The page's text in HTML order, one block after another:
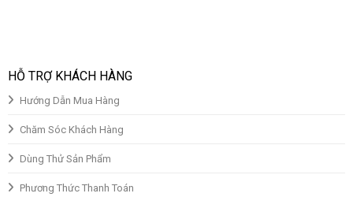
HỖ TRỢ KHÁCH HÀNG
Hướng Dẫn Mua Hàng
Chăm Sóc Khách Hàng
Dùng Thử Sản Phẩm
Phương Thức Thanh Toán